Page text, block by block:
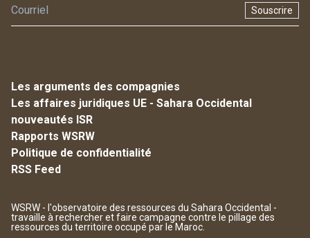
Souscrire
Les arguments des compagnies
Les affaires juridiques UE - Sahara Occidental
nouveautés ISR
Rapports WSRW
Politique de confidentialité
RSS Feed
WSRW - l'observatoire des ressources du Sahara Occidental -
travaille à rechercher et faire campagne contre le pillage des
ressources du territoire occupé par le Maroc.